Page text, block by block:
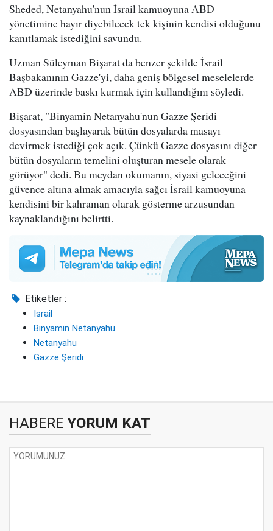
Sheded, Netanyahu'nun İsrail kamuoyuna ABD
yönetimine hayır diyebilecek tek kişinin kendisi olduğunu
kanıtlamak istediğini savundu.
Uzman Süleyman Bişarat da benzer şekilde İsrail
Başbakanının Gazze'yi, daha geniş bölgesel meselelerde
ABD üzerinde baskı kurmak için kullandığını söyledi.
Bişarat, "Binyamin Netanyahu'nun Gazze Şeridi
dosyasından başlayarak bütün dosyalarda masayı
devirmek istediği çok açık. Çünkü Gazze dosyasını diğer
bütün dosyaların temelini oluşturan mesele olarak
görüyor" dedi. Bu meydan okumanın, siyasi geleceğini
güvence altına almak amacıyla sağcı İsrail kamuoyuna
kendisini bir kahraman olarak gösterme arzusundan
kaynaklandığını belirtti.
Etiketler :
İsrail
Binyamin Netanyahu
Netanyahu
Gazze Şeridi
HABERE YORUM KAT